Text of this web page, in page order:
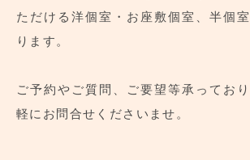
ただける洋個室・お座敷個室、半個
ります。
ご予約やご質問、ご要望等承ってお
軽にお問合せくださいませ。